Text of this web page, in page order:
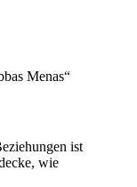
Menas“
ist
wie